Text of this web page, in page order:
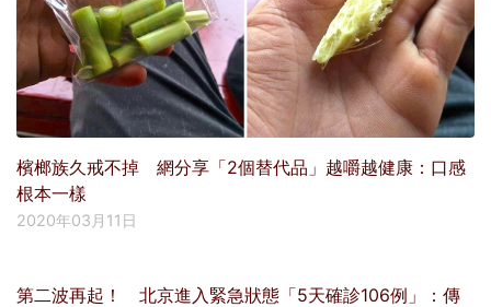
檳榔族久戒不掉 網分享「2個替代品」越嚼越健康：口感
根本一樣
2020年03月11日
第二波再起！ 北京進入緊急狀態「5天確診106例」：傳